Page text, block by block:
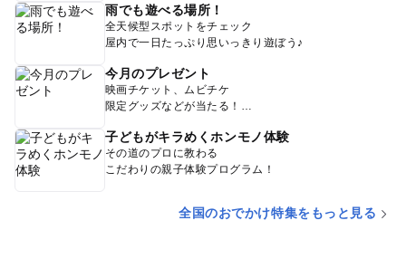
雨でも遊べる場所！
全天候型スポットをチェック
屋内で一日たっぷり思いっきり遊ぼう♪
今月のプレゼント
映画チケット、ムビチケ
限定グッズなどが当たる！
子どもがキラめくホンモノ体験
その道のプロに教わる
こだわりの親子体験プログラム！
全国のおでかけ特集をもっと見る